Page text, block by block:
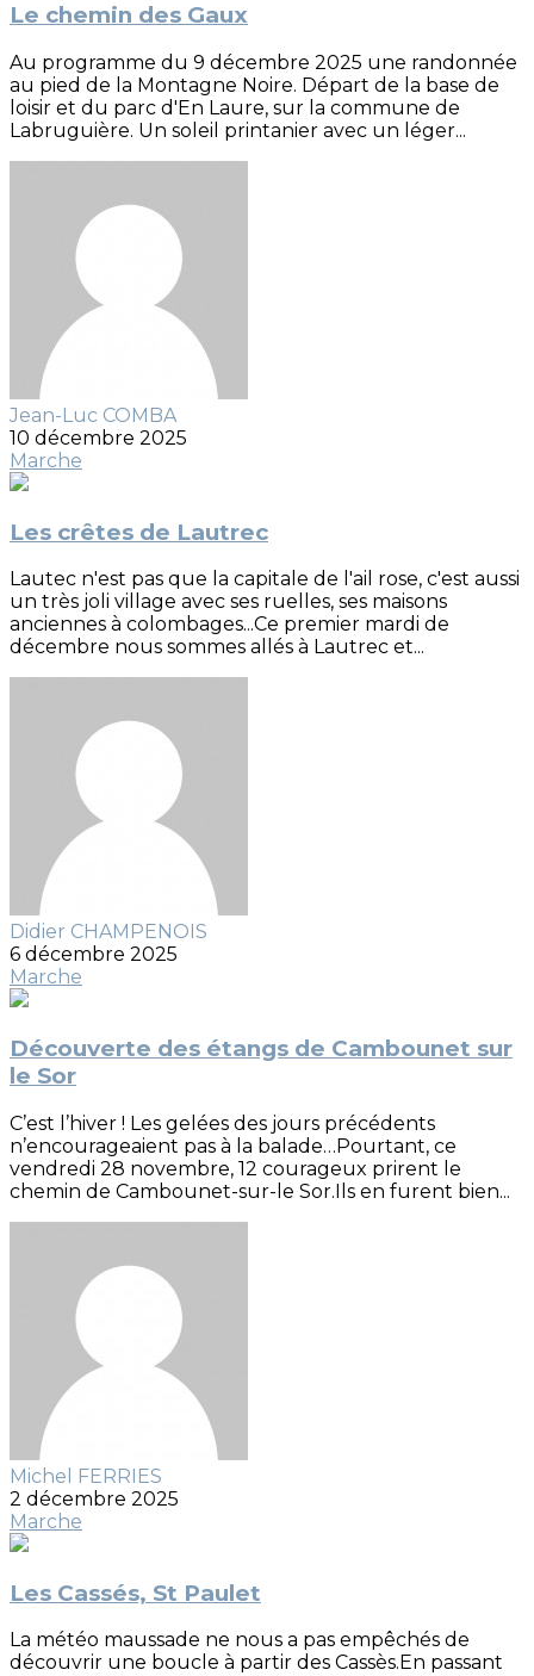
Le chemin des Gaux
Au programme du 9 décembre 2025 une randonnée
au pied de la Montagne Noire. Départ de la base de
loisir et du parc d'En Laure, sur la commune de
Labruguière. Un soleil printanier avec un léger...
Jean-Luc COMBA
10 décembre 2025
Marche
Les crêtes de Lautrec
Lautec n'est pas que la capitale de l'ail rose, c'est aussi
un très joli village avec ses ruelles, ses maisons
anciennes à colombages...Ce premier mardi de
décembre nous sommes allés à Lautrec et...
Didier CHAMPENOIS
6 décembre 2025
Marche
Découverte des étangs de Cambounet sur
le Sor
C’est l’hiver ! Les gelées des jours précédents
n’encourageaient pas à la balade…Pourtant, ce
vendredi 28 novembre, 12 courageux prirent le
chemin de Cambounet-sur-le Sor.Ils en furent bien...
Michel FERRIES
2 décembre 2025
Marche
Les Cassés, St Paulet
La météo maussade ne nous a pas empêchés de
découvrir une boucle à partir des Cassès.En passant